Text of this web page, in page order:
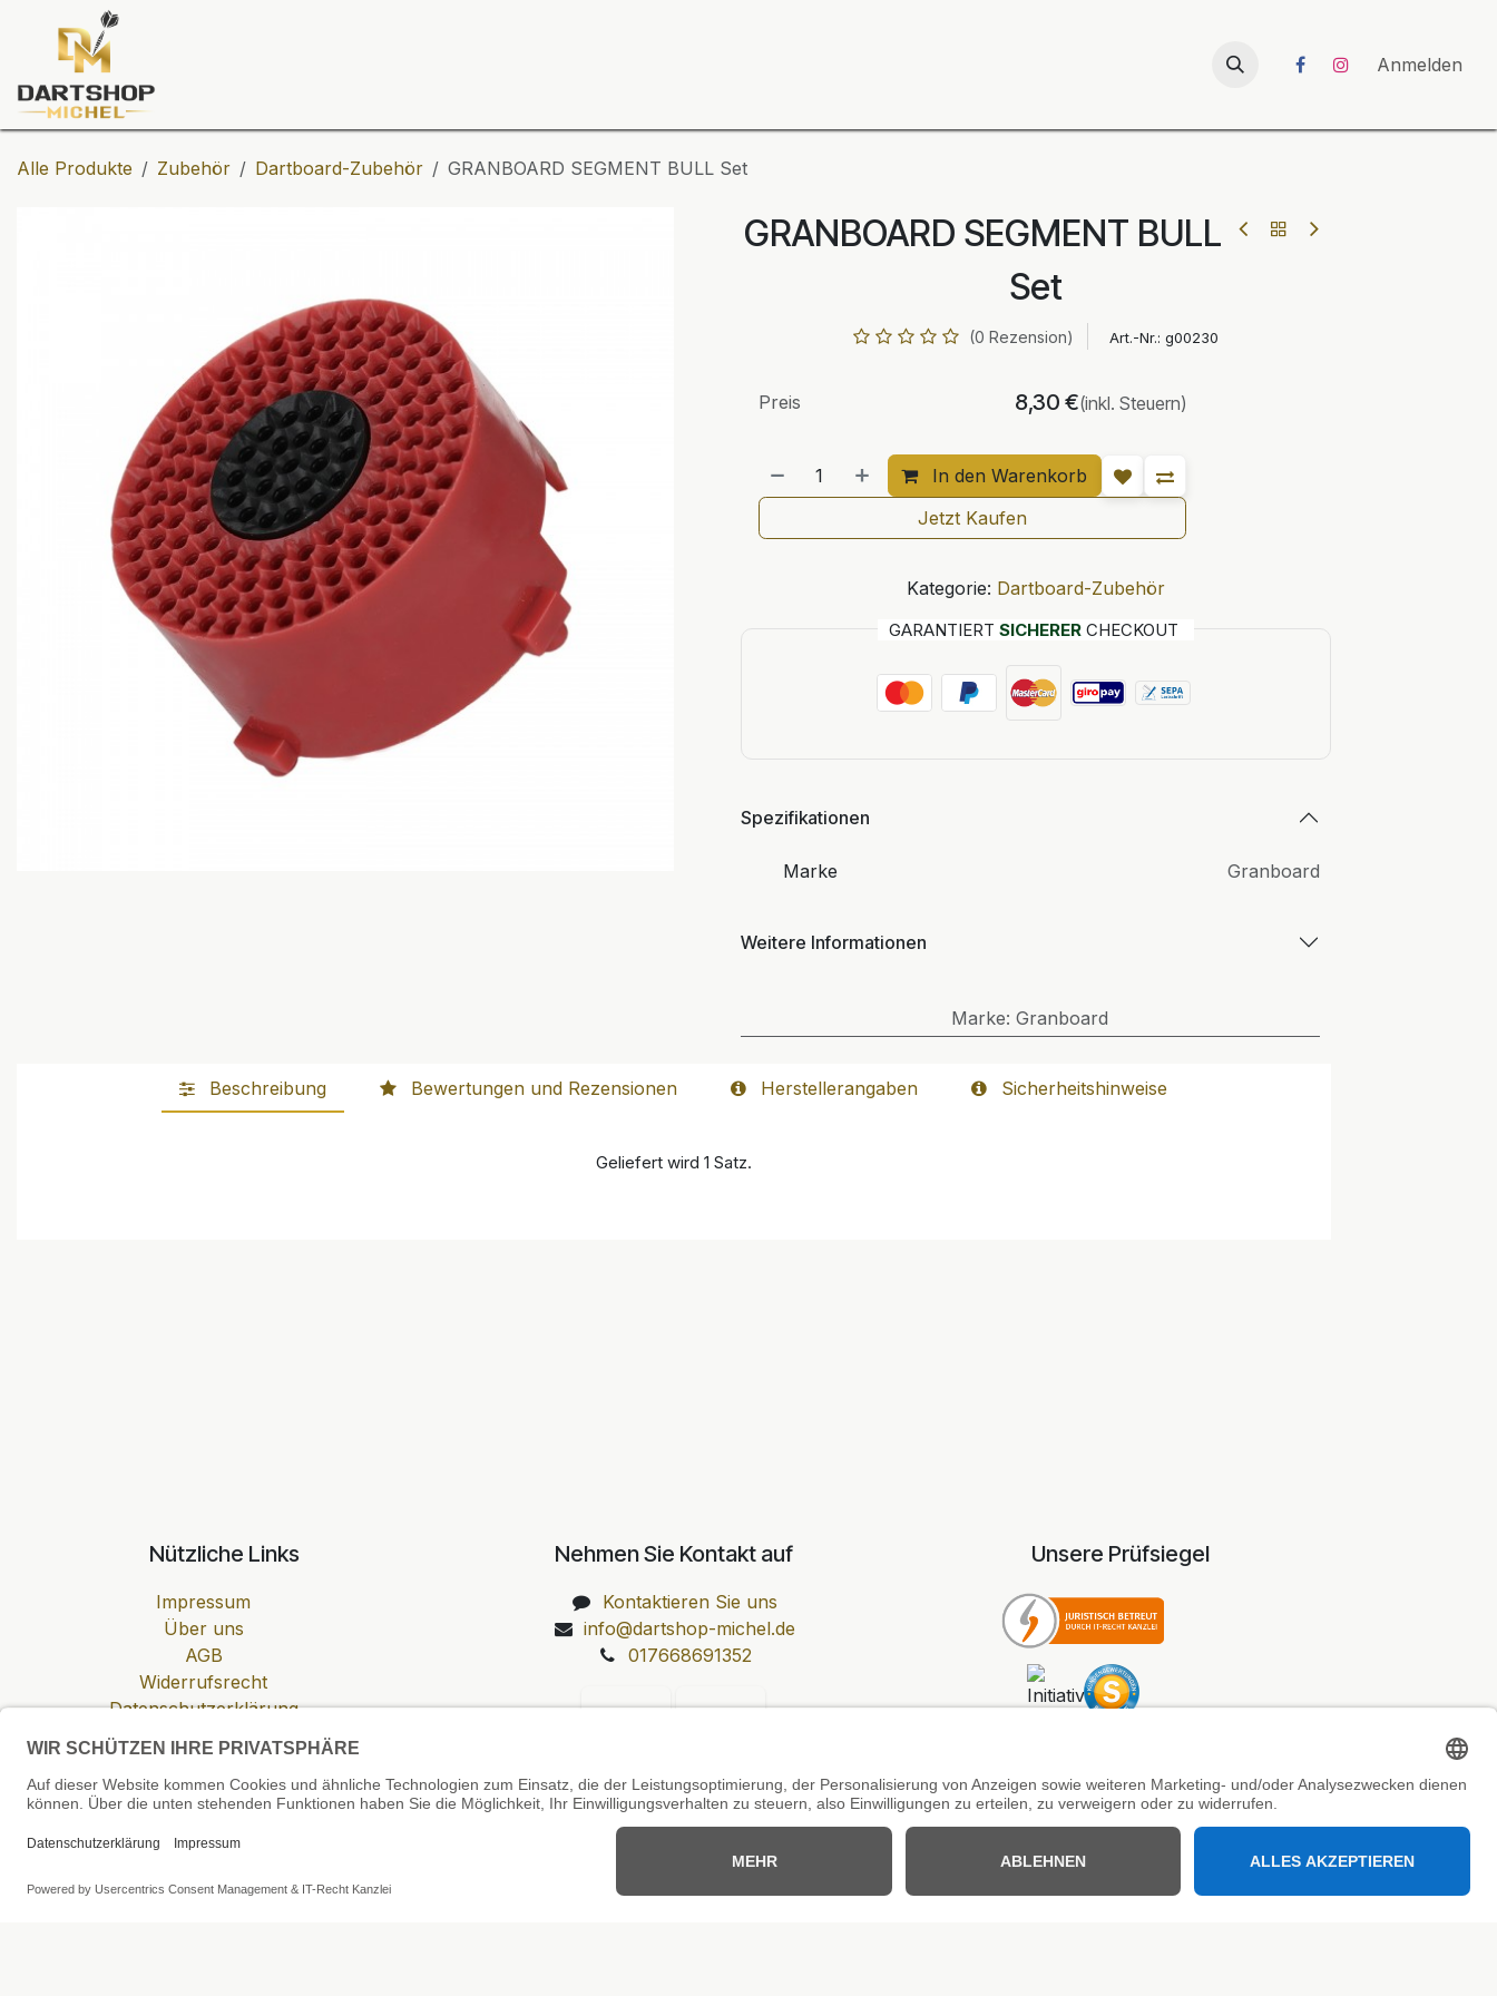
Zum Inhalt springen
UNICORN-Launch 2026 Anmelden
Alle Produkte Zubehör Dartboard-Zubehör GRANBOARD SEGMENT BULL Set
GRANBOARD SEGMENT BULL
Set
(0 Rezension) Art.-Nr.: g00230
In den Warenkorb
Preis 8,30 €(inkl. Steuern)
Jetzt Kaufen
Kategorie: Dartboard-Zubehör
GARANTIERT SICHERERCHECKOUT
Spezifikationen
Marke Granboard
Weitere Informationen
Marke:Granboard
Beschreibung Bewertungen und Rezensionen Herstellerangaben Sicherheitshinweise
Geliefert wird 1 Satz.
Nützliche Links
Impressum
Über uns
AGB
Widerrufsrecht
Datenschutzerklärung
Cookie-Einstellungen
Nehmen Sie Kontakt auf
Kontaktieren Sie uns
info@dartshop-michel.de
017668691352
Unsere Prüfsiegel